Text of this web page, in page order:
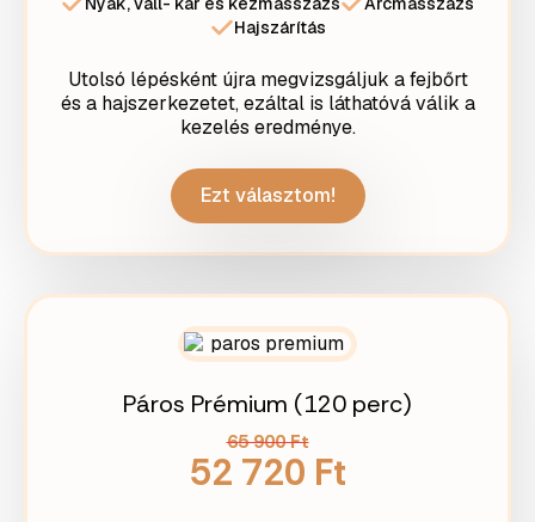
Hajszárítás
Utolsó lépésként újra megvizsgáljuk a fejbőrt
és a hajszerkezetet, ezáltal is láthatóvá válik a
kezelés eredménye.
Ezt választom!
Páros Prémium (120 perc)
65 900 Ft
52 720 Ft